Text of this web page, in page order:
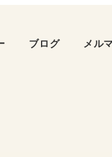
ブログ メル